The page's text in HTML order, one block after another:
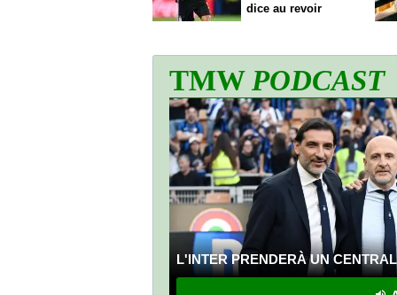
diceau revoir
TMWPODCAST
L'INTER PRENDERÀ UN